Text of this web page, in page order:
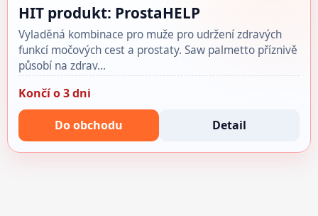
HIT produkt: ProstaHELP
Vyladěná kombinace pro muže pro udržení zdravých
funkcí močových cest a prostaty. Saw palmetto příznivě
působí na zdrav…
Končí o 3 dni
Do obchodu Detail